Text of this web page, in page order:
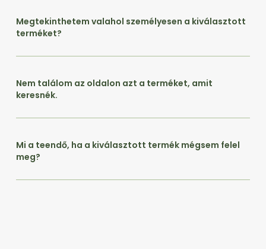
Megtekinthetem valahol személyesen a kiválasztott
terméket?
Nem találom az oldalon azt a terméket, amit
keresnék.
Mi a teendő, ha a kiválasztott termék mégsem felel
meg?